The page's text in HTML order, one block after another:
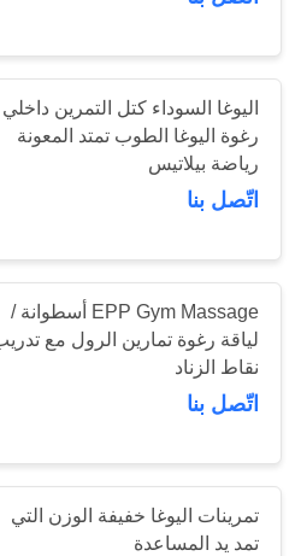
الجودة
اتصل
طلب
اقتباس
خريطة
الموقع
PRIVACY
POLICY
عجلة اليوغا
15
السراويل
الصالة
15
اليوغا السوداء كتل التمرين داخلي
رغوة اليوغا الطوب تمتد المعونة
رياضة بيلاتيس
اتّصل بنا
EPP Gym Massage أسطوانة /
لياقة رغوة تمارين الرول مع
نقاط الزناد
اتّصل بنا
تمرينات اليوغا خفيفة الوزن التي
تمد يد المساعدة